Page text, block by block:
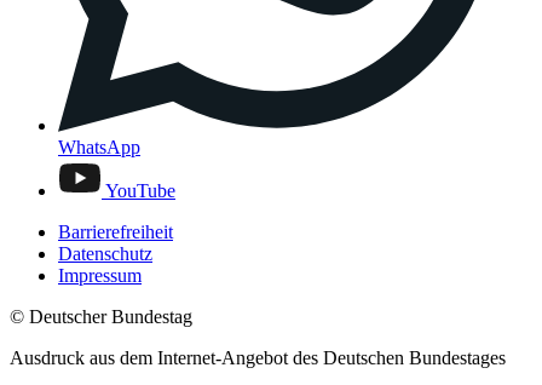
WhatsApp
YouTube
Barrierefreiheit
Datenschutz
Impressum
© Deutscher Bundestag
Ausdruck aus dem Internet-Angebot des Deutschen Bundestages